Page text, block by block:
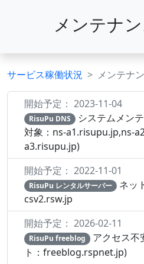
メンテナ
サービス稼働状況 メンテナ
開始予定： 2023-11-04
RisuPu DNS
システムメン
対象：ns-a1.risupu.jp,ns-
a3.risupu.jp)
開始予定： 2022-11-01
RisuPu レンタルサーバー
ネッ
csv2.rsw.jp
開始予定： 2026-02-11
RisuPu freeblog
アクセス不
ト：freeblog.rspnet.jp)